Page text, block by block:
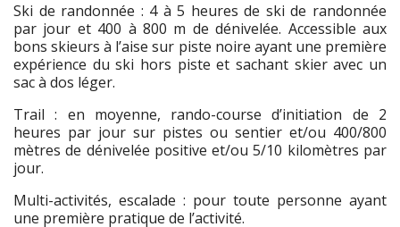
Ski de randonnée : 4 à 5 heures de ski de randonnée
par jour et 400 à 800 m de dénivelée. Accessible aux
bons skieurs à l’aise sur piste noire ayant une première
expérience du ski hors piste et sachant skier avec un
sac à dos léger.
Trail : en moyenne, rando-course d’initiation de 2
heures par jour sur pistes ou sentier et/ou 400/800
mètres de dénivelée positive et/ou 5/10 kilomètres par
jour.
Multi-activités, escalade : pour toute personne ayant
une première pratique de l’activité.